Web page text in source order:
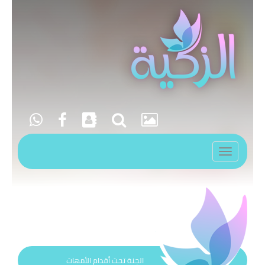
Toggle
navigation
الجنة تحت أقدام الأمهات